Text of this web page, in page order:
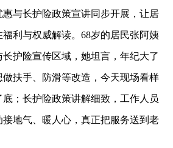
与长护险政策宣讲同步开展，让居
利与权威解读。68岁的居民张阿姨
护险宣传区域，她坦言，年纪大了
扶手、防滑等改造，今天现场看样
；长护险政策讲解细致，工作人员
地气、暖人心，真正把服务送到老